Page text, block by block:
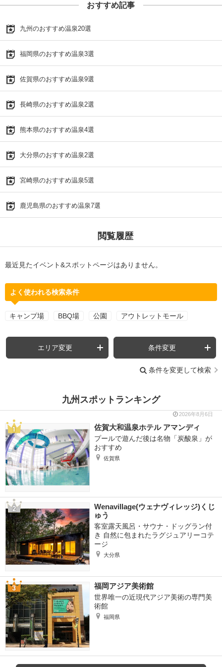
おすすめ記事
九州のおすすめ温泉20選
福岡県のおすすめ温泉3選
佐賀県のおすすめ温泉9選
長崎県のおすすめ温泉2選
熊本県のおすすめ温泉4選
大分県のおすすめ温泉2選
宮崎県のおすすめ温泉5選
鹿児島県のおすすめ温泉7選
閲覧履歴
最近見たイベント&スポットページはありません。
よく使われる検索条件
キャンプ場 BBQ場 公園 アウトレットモール
エリア変更 条件変更
条件を変更して検索
九州スポットランキング
2026年8月6日
佐賀大和温泉ホテル アマンディ
プールで遊んだ後は名物「炭酸泉」が
おすすめ
佐賀県
Wenavillage(ウェナヴィレッジ)くじ
ゅう
客室露天風呂・サウナ・ドッグラン付
き 自然に包まれたラグジュアリーコテ
ージ
大分県
福岡アジア美術館
世界唯一の近現代アジア美術の専門美
術館
福岡県